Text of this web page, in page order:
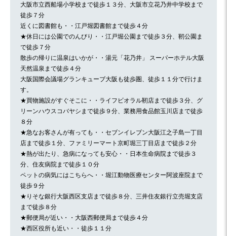
大阪市立西船場小学校まで徒歩１３分、大阪市立花乃井中学校まで
徒歩７分
近くに図書館も・・江戸堀図書館まで徒歩４分
★休日には公園でのんびり・・江戸堀公園まで徒歩３分、靭公園ま
で徒歩７分
散歩の帰りに温泉はいかが・・湯元「花乃井」 スーパーホテル大阪
天然温泉まで徒歩４分
大阪国際会議場グランキューブ大阪も徒歩圏、徒歩１１分で行けま
す。
★買物施設がすぐそこに・・ライフビオラル靭店まで徒歩３分、グ
リーンハウスコバヤシまで徒歩９分、業務用食品館玉川店まで徒歩
８分
★急なお客さんが有っても・・セブンイレブン大阪江之子島一丁目
店まで徒歩１分、ファミリーマート京町堀三丁目店まで徒歩２分
★熱が出たり、急病になっても安心・・日本生命病院まで徒歩３
分、住友病院まで徒歩１０分
ペットの病気にはこちらへ・・堀江動物医療センター阿波座院まで
徒歩９分
★りそな銀行大阪西区支店まで徒歩８分、三井住友銀行立売堀支店
まで徒歩８分
★郵便局が近い・・大阪西郵便局まで徒歩４分
★西区役所も近い・・徒歩１１分